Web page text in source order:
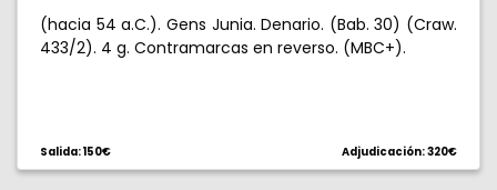
(hacia 54 a.C.). Gens Junia. Denario. (Bab. 30) (Craw.
433/2). 4 g. Contramarcas en reverso. (MBC+).
Salida: 150€ Adjudicación: 320€